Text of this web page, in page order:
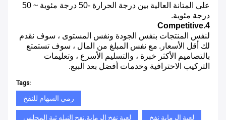
على المتانة العالية بين درجة الحرارة -50 درجة مئوية ~ 50
درجة مئوية.
4.Competitive
لنفس المنتجات بنفس الجودة ونفس المستوى ، سوف نقدم
لك أقل الأسعار. مع نفس المبلغ من المال ، سوف تستمتع
بالتصاميم الأكثر خبرة ، والتسليم الأسرع ، وتعليمات
التركيب الاحترافية وخدمات أفضل بعد البيع.
Tags:
رمي السهام للنفخ
لعبة نفخ الرماية,نفخ النبله ثبة المجلس لعبة الرماية نفخ